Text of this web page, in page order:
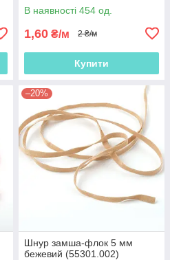
В наявності 454 од.
1,60 ₴/м 2 ₴/м
Купити
–20%
Шнур замша-флок 5 мм
бежевий (55301.002)